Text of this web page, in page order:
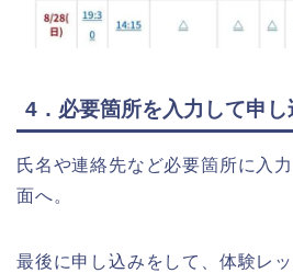
4．必要箇所を入力して申し
氏名や連絡先など必要箇所に入
面へ。
最後に申し込みをして、体験レ